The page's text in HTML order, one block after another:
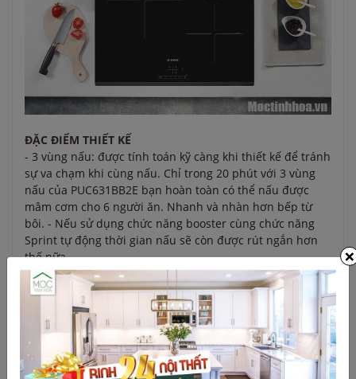
ĐẶC ĐIỂM THIẾT KẾ
- 3 vùng nấu: được tính toán kỹ càng khi thiết kế để tránh
sự va chạm khi cùng nấu. Chỉ trong 20 phút với 3 vùng
nấu của PUC631BB2E bạn hoàn toàn có thể nấu được
mâm cơm cho 6 người ăn. Nhanh và nhàn hơn bếp từ
bôi. - Nếu sử dụng chức năng booster cùng chức năng
Sprint tự động thời gian nấu sẽ còn được rút ngắn hơn
thế nữa.
- Bếp nấu trái kích thước 24cm công suất lớn nhất 2,2 KW
- Bếp nấu phải phía trước kích thước 18cm công suất 1.8
- Bếp nấu phải phía sau kích thước 14,5 cm công suất 1,4
KW
- Mặt kính thiết kế màu đen sang trọng SCHOTT CERAN
sản xuất tại Mainz - Đức: Là một loại gốm kính cao cấp
×